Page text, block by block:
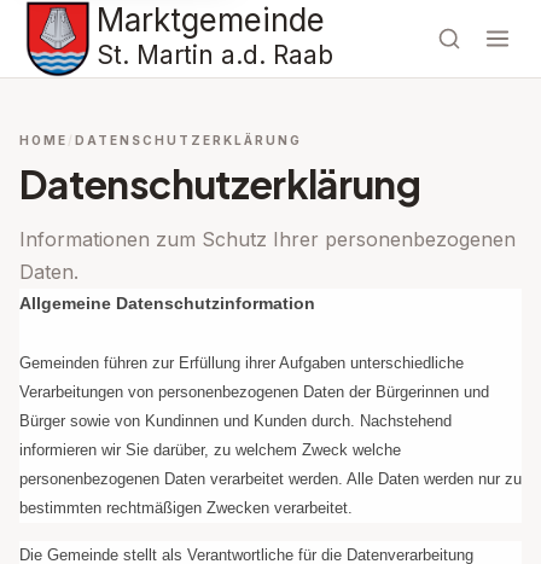
Marktgemeinde
St. Martin a.d. Raab
HOME DATENSCHUTZERKLÄRUNG
Datenschutzerklärung
Informationen zum Schutz Ihrer personenbezogenen
Daten.
Allgemeine Datenschutzinformation
Gemeinden führen zur Erfüllung ihrer Aufgaben unterschiedliche
Verarbeitungen von personenbezogenen Daten der Bürgerinnen und
Bürger sowie von Kundinnen und Kunden durch. Nachstehend
informieren wir Sie darüber, zu welchem Zweck welche
personenbezogenen Daten verarbeitet werden. Alle Daten werden nur zu
bestimmten rechtmäßigen Zwecken verarbeitet.
Die Gemeinde stellt als Verantwortliche für die Datenverarbeitung